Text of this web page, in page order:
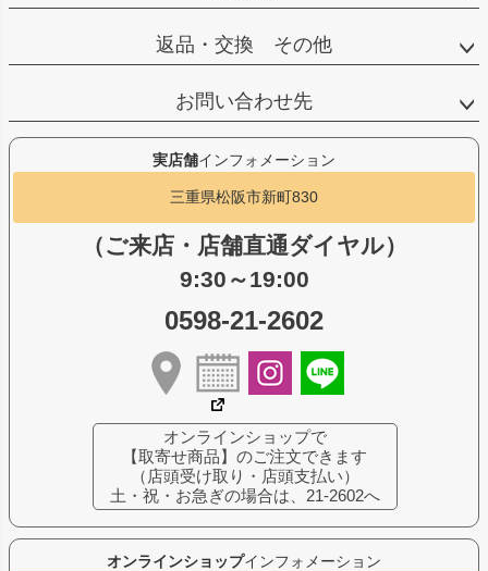
返品・交換 その他
お問い合わせ先
オンラインショップインフォメーション
実店舗インフォメーション
三重県松阪市新町830
（ご来店・店舗直通ダイヤル）
9:30～19:00
0598-21-2602
オンラインショップで
【取寄せ商品】のご注文できます
（店頭受け取り・店頭支払い）
土・祝・お急ぎの場合は、21-2602へ